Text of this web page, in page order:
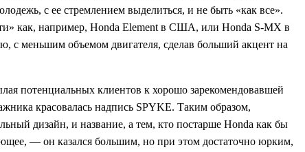
с ее стремлением выделиться, и не быть «как все».
как, например, Honda Element в США, или Honda S-MX в
с меньшим объемом двигателя, сделав больший акцент на
потенциальных клиентов к хорошо зарекомендовавшей
красовалась надпись SPYKE. Таким образом,
дизайн, и название, а тем, кто постарше Honda как бы
— он казался большим, но при этом достаточно юрким,